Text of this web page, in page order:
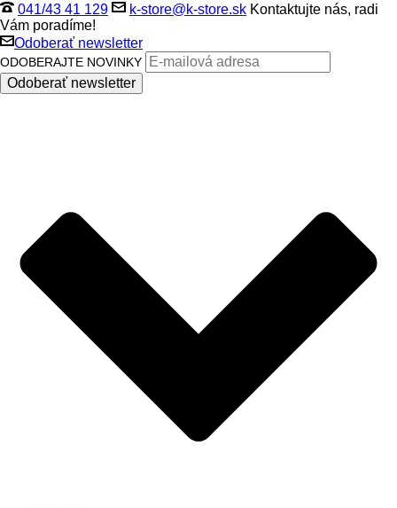
041/43 41 129 k-store@k-store.sk Kontaktujte nás, radi
Vám poradíme!
Odoberať newsletter
ODOBERAJTE NOVINKY